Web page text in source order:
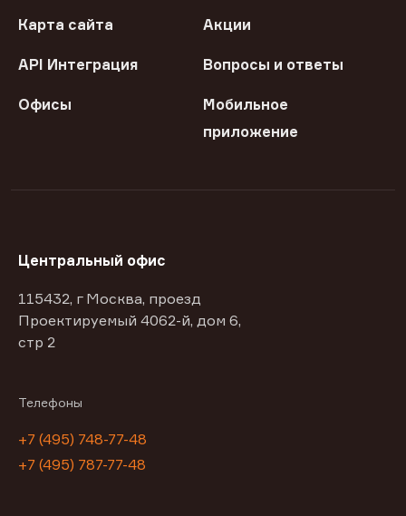
Карта сайта Акции
API Интеграция Вопросы и ответы
Офисы
Мобильное
приложение
Центральный офис
115432, г Москва, проезд
Проектируемый 4062-й, дом 6,
стр 2
Телефоны
+7 (495) 748-77-48
+7 (495) 787-77-48